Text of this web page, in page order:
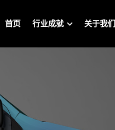
首页 行业成就 关于我们